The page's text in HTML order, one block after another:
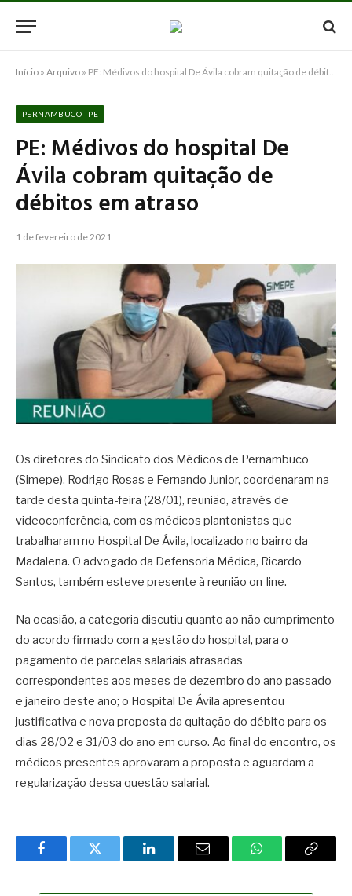
Início » Arquivo » PE: Médivos do hospital De Ávila cobram quitação de débitos em atraso
PERNAMBUCO - PE
PE: Médivos do hospital De
Ávila cobram quitação de
débitos em atraso
1 de fevereiro de 2021
Os diretores do Sindicato dos Médicos de Pernambuco
(Simepe), Rodrigo Rosas e Fernando Junior, coordenaram na
tarde desta quinta-feira (28/01), reunião, através de
videoconferência, com os médicos plantonistas que
trabalharam no Hospital De Ávila, localizado no bairro da
Madalena. O advogado da Defensoria Médica, Ricardo
Santos, também esteve presente à reunião on-line.
Na ocasião, a categoria discutiu quanto ao não cumprimento
do acordo firmado com a gestão do hospital, para o
pagamento de parcelas salariais atrasadas
correspondentes aos meses de dezembro do ano passado
e janeiro deste ano; o Hospital De Ávila apresentou
justificativa e nova proposta da quitação do débito para os
dias 28/02 e 31/03 do ano em curso. Ao final do encontro, os
médicos presentes aprovaram a proposta e aguardam a
regularização dessa questão salarial.
FacebookTwitter LinkedInEmail WhatsAppCopy